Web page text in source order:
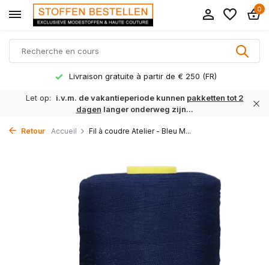
0
Livraison gratuite à partir de € 250 (FR)
Let op: i.v.m. de vakantieperiode kunnen pakketten tot 2
dagen langer onderweg zijn...
Retour Accueil Fil à coudre Atelier - Bleu M...